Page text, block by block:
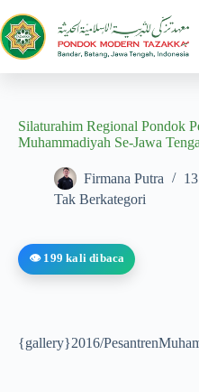
Silaturahim Regional Pondok
Muhammadiyah Se-Jawa
Firmana Putra
Tak Berkategori
👁️ 199 kali dibaca
{gallery}2016/